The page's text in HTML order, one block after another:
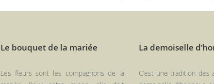
Le bouquet de la mariée
Les fleurs sont les compagnons de la
La demoiselle
C’est une tradition des